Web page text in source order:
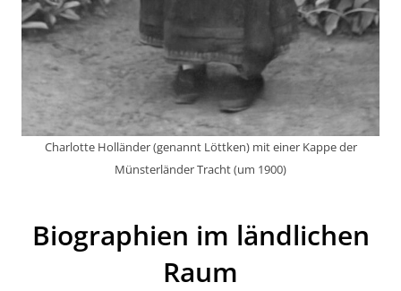
Charlotte Holländer (genannt Löttken) mit einer Kappe der
Münsterländer Tracht (um 1900)
Biographien im ländlichen
Raum